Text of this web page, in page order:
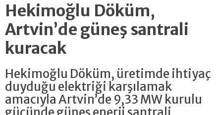
Hekimoğlu Döküm,
Artvin’de güneş santrali
kuracak
Hekimoğlu Döküm, üretimde ihtiyaç
duyduğu elektriği karşılamak
amacıyla Artvin’de 9,33 MW kurulu